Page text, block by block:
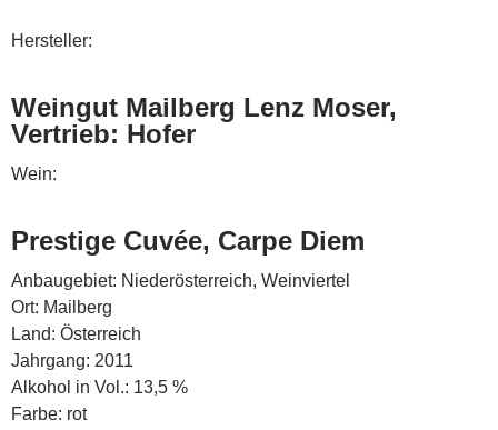
Hersteller:
Weingut Mailberg Lenz Moser,
Vertrieb: Hofer
Wein:
Prestige Cuvée, Carpe Diem
Anbaugebiet: Niederösterreich, Weinviertel
Ort: Mailberg
Land: Österreich
Jahrgang: 2011
Alkohol in Vol.: 13,5 %
Farbe: rot